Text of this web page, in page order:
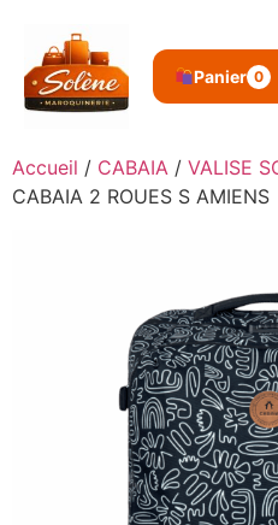
Panier 0
Accueil / CABAIA / VALISE
CABAIA 2 ROUES S AMIENS